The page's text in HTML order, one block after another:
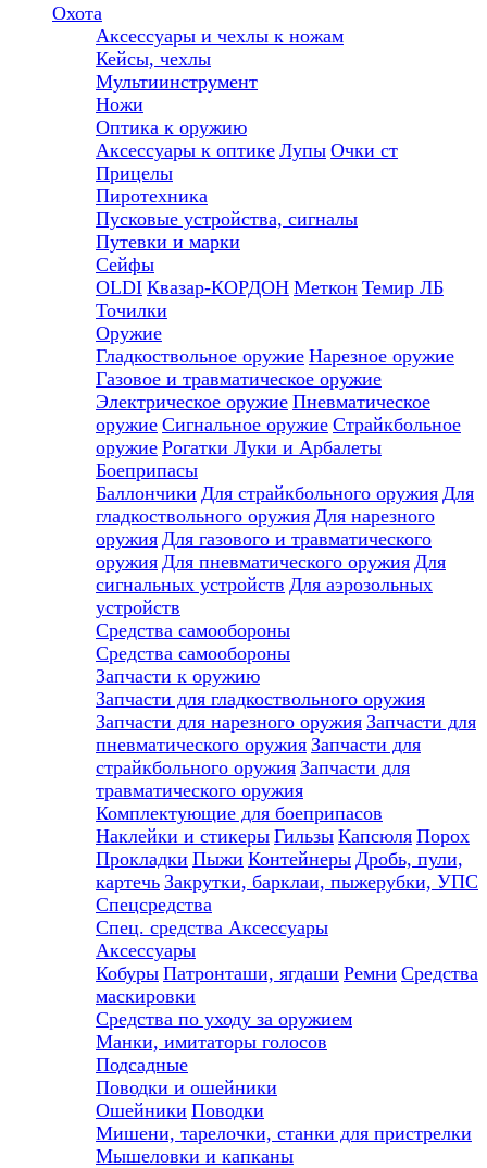
Охота
Аксессуары и чехлы к ножам
Кейсы, чехлы
Мультиинструмент
Ножи
Оптика к оружию
Аксессуары к оптике Лупы Очки ст
Прицелы
Пиротехника
Пусковые устройства, сигналы
Путевки и марки
Сейфы
OLDI Квазар-КОРДОН Меткон Темир ЛБ
Точилки
Оружие
Гладкоствольное оружие Нарезное оружие
Газовое и травматическое оружие
Электрическое оружие Пневматическое
оружие Сигнальное оружие Страйкбольное
оружие Рогатки Луки и Арбалеты
Боеприпасы
Баллончики Для страйкбольного оружия Для
гладкоствольного оружия Для нарезного
оружия Для газового и травматического
оружия Для пневматического оружия Для
сигнальных устройств Для аэрозольных
устройств
Средства самообороны
Средства самообороны
Запчасти к оружию
Запчасти для гладкоствольного оружия
Запчасти для нарезного оружия Запчасти для
пневматического оружия Запчасти для
страйкбольного оружия Запчасти для
травматического оружия
Комплектующие для боеприпасов
Наклейки и стикеры Гильзы Капсюля Порох
Прокладки Пыжи Контейнеры Дробь, пули,
картечь Закрутки, барклаи, пыжерубки, УПС
Спецсредства
Спец. средства Аксессуары
Аксессуары
Кобуры Патронташи, ягдаши Ремни Средства
маскировки
Средства по уходу за оружием
Манки, имитаторы голосов
Подсадные
Поводки и ошейники
Ошейники Поводки
Мишени, тарелочки, станки для пристрелки
Мышеловки и капканы